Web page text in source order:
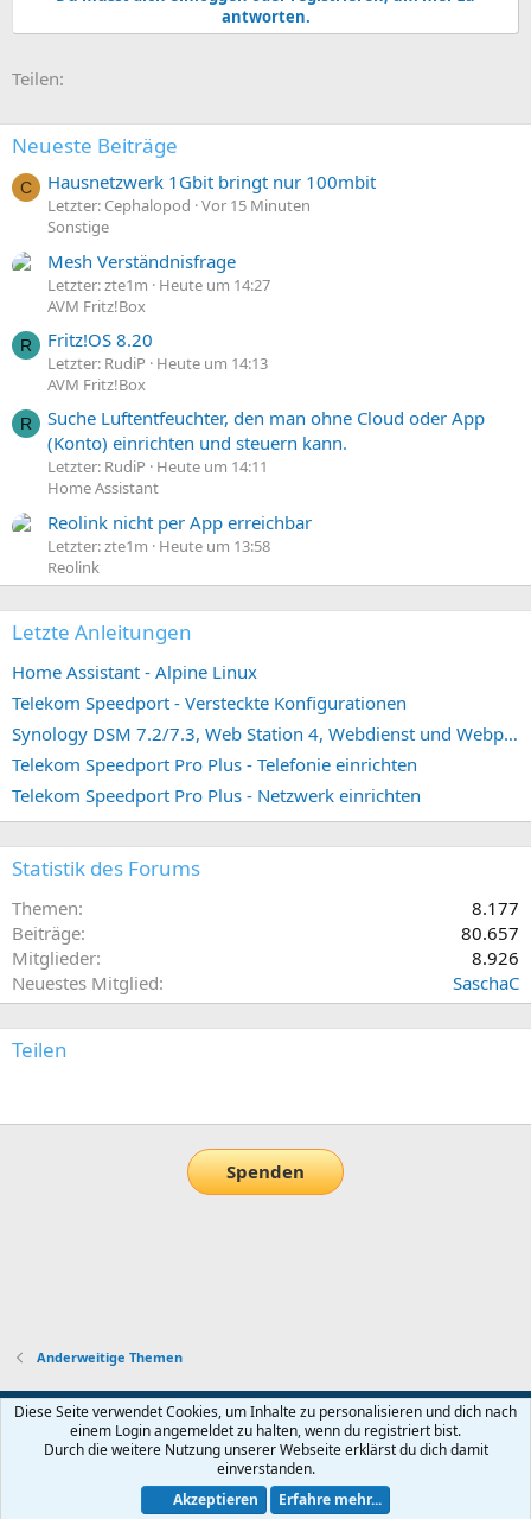
antworten.
Teilen:
Neueste Beiträge
C Hausnetzwerk 1Gbit bringt nur 100mbit
Letzter: Cephalopod Vor 15 Minuten
Sonstige
Mesh Verständnisfrage
Letzter: zte1m
Heute um 14:27
AVM Fritz!Box
R Fritz!OS 8.20
Letzter: RudiP
Heute um 14:13
AVM Fritz!Box
R
Suche Luftentfeuchter, den man ohne Cloud oder App
(Konto) einrichten und steuern kann.
Letzter: RudiP
Heute um 14:11
Home Assistant
Reolink nicht per App erreichbar
Letzter: zte1m
Heute um 13:58
Reolink
Letzte Anleitungen
Home Assistant - Alpine Linux
Telekom Speedport - Versteckte Konfigurationen
Synology DSM 7.2/7.3, Web Station 4, Webdienst und Webportal erstellen (ehemals vHost)
Telekom Speedport Pro Plus - Telefonie einrichten
Telekom Speedport Pro Plus - Netzwerk einrichten
Statistik des Forums
Themen
8.177
Beiträge
80.657
Mitglieder
8.926
Neuestes Mitglied
SaschaC
Teilen
Spenden
Anderweitige Themen
Default-Theme
Nutzungsbedingungen
Datenschutz Hilfe und Impressum Start
Community platform by XenForo® © 2010-2026 XenForo Ltd.
Diese Seite verwendet Cookies, um Inhalte zu personalisieren und dich nach
einem Login angemeldet zu halten, wenn du registriert bist.
Durch die weitere Nutzung unserer Webseite erklärst du dich damit
einverstanden.
Akzeptieren
Erfahre mehr...